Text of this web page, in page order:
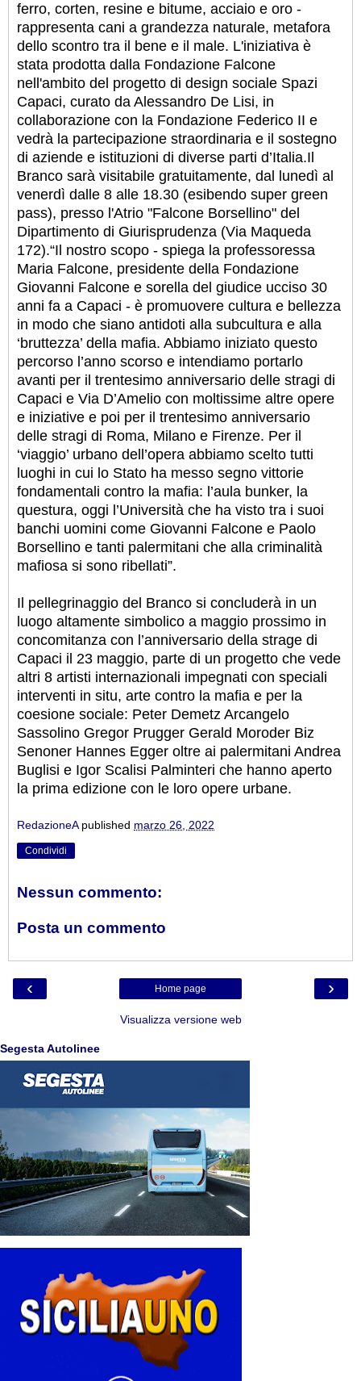
ferro, corten, resine e bitume, acciaio e oro -
rappresenta cani a grandezza naturale, metafora
dello scontro tra il bene e il male. L'iniziativa è
stata prodotta dalla Fondazione Falcone
nell'ambito del progetto di design sociale Spazi
Capaci, curato da Alessandro De Lisi, in
collaborazione con la Fondazione Federico II e
vedrà la partecipazione straordinaria e il sostegno
di aziende e istituzioni di diverse parti d’Italia.Il
Branco sarà visitabile gratuitamente, dal lunedì al
venerdì dalle 8 alle 18.30 (esibendo super green
pass), presso l'Atrio "Falcone Borsellino" del
Dipartimento di Giurisprudenza (Via Maqueda
172).“Il nostro scopo - spiega la professoressa
Maria Falcone, presidente della Fondazione
Giovanni Falcone e sorella del giudice ucciso 30
anni fa a Capaci - è promuovere cultura e bellezza
in modo che siano antidoti alla subcultura e alla
‘bruttezza’ della mafia. Abbiamo iniziato questo
percorso l’anno scorso e intendiamo portarlo
avanti per il trentesimo anniversario delle stragi di
Capaci e Via D’Amelio con moltissime altre opere
e iniziative e poi per il trentesimo anniversario
delle stragi di Roma, Milano e Firenze. Per il
‘viaggio’ urbano dell’opera abbiamo scelto tutti
luoghi in cui lo Stato ha messo segno vittorie
fondamentali contro la mafia: l’aula bunker, la
questura, oggi l’Università che ha visto tra i suoi
banchi uomini come Giovanni Falcone e Paolo
Borsellino e tanti palermitani che alla criminalità
mafiosa si sono ribellati”.
Il pellegrinaggio del Branco si concluderà in un
luogo altamente simbolico a maggio prossimo in
concomitanza con l’anniversario della strage di
Capaci il 23 maggio, parte di un progetto che vede
altri 8 artisti internazionali impegnati con speciali
interventi in situ, arte contro la mafia e per la
coesione sociale: Peter Demetz Arcangelo
Sassolino Gregor Prugger Gerald Moroder Biz
Senoner Hannes Egger oltre ai palermitani Andrea
Buglisi e Igor Scalisi Palminteri che hanno aperto
la prima edizione con le loro opere urbane.
RedazioneA published marzo 26, 2022
Condividi
Nessun commento:
Posta un commento
‹ ›
Home page
Visualizza versione web
Segesta Autolinee